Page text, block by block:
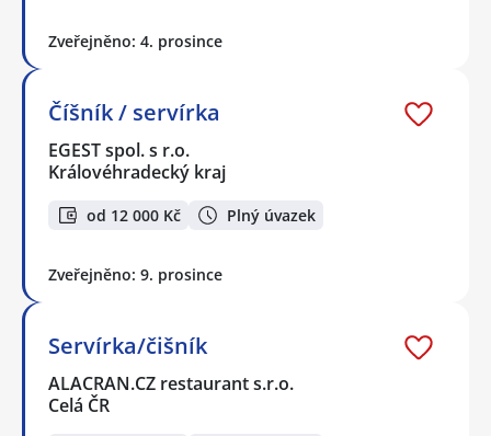
Zveřejněno: 4. prosince
Číšník / servírka
EGEST spol. s r.o.
Královéhradecký kraj
od 12 000 Kč Plný úvazek
Zveřejněno: 9. prosince
Servírka/čišník
ALACRAN.CZ restaurant s.r.o.
Celá ČR